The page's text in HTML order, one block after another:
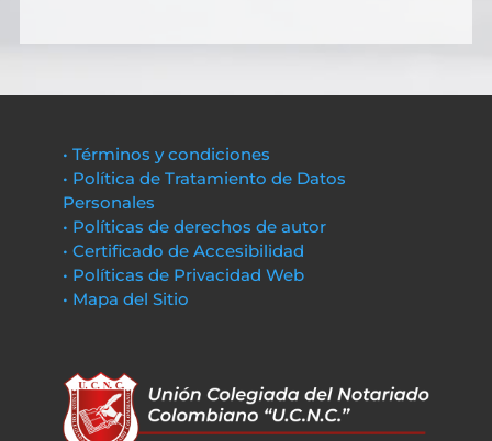
• Términos y condiciones
• Política de Tratamiento de Datos
Personales
• Políticas de derechos de autor
• Certificado de Accesibilidad
• Políticas de Privacidad Web
• Mapa del Sitio